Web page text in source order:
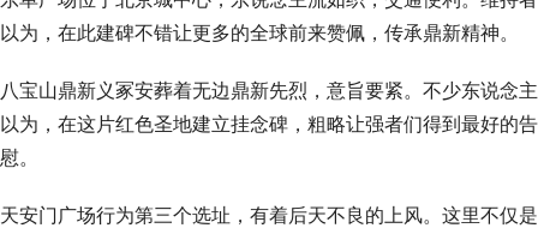
以为，在此建碑不错让更多的全球前来赞佩，传承鼎新精神。
八宝山鼎新义冢安葬着无边鼎新先烈，意旨要紧。不少东说念主
以为，在这片红色圣地建立挂念碑，粗略让强者们得到最好的告
慰。
天安门广场行为第三个选址，有着后天不良的上风。这里不仅是